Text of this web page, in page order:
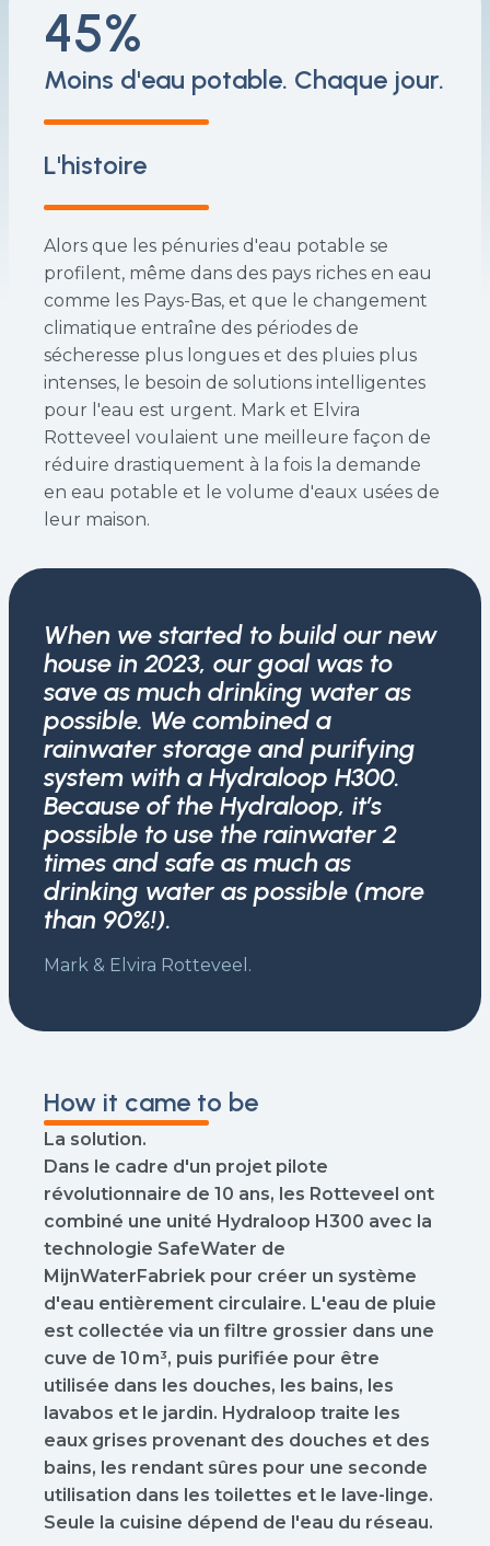
45%
Moins d'eau potable. Chaque jour.
L'histoire
Alors que les pénuries d'eau potable se
profilent, même dans des pays riches en eau
comme les Pays-Bas, et que le changement
climatique entraîne des périodes de
sécheresse plus longues et des pluies plus
intenses, le besoin de solutions intelligentes
pour l'eau est urgent. Mark et Elvira
Rotteveel voulaient une meilleure façon de
réduire drastiquement à la fois la demande
en eau potable et le volume d'eaux usées de
leur maison.
When we started to build our new
house in 2023, our goal was to
save as much drinking water as
possible. We combined a
rainwater storage and purifying
system with a Hydraloop H300.
Because of the Hydraloop, it’s
possible to use the rainwater 2
times and safe as much as
drinking water as possible (more
than 90%!).
Mark & Elvira Rotteveel.
How it came to be
La solution.
Dans le cadre d'un projet pilote
révolutionnaire de 10 ans, les Rotteveel ont
combiné une unité Hydraloop H300 avec la
technologie SafeWater de
MijnWaterFabriek pour créer un système
d'eau entièrement circulaire. L'eau de pluie
est collectée via un filtre grossier dans une
cuve de 10 m³, puis purifiée pour être
utilisée dans les douches, les bains, les
lavabos et le jardin. Hydraloop traite les
eaux grises provenant des douches et des
bains, les rendant sûres pour une seconde
utilisation dans les toilettes et le lave-linge.
Seule la cuisine dépend de l'eau du réseau.